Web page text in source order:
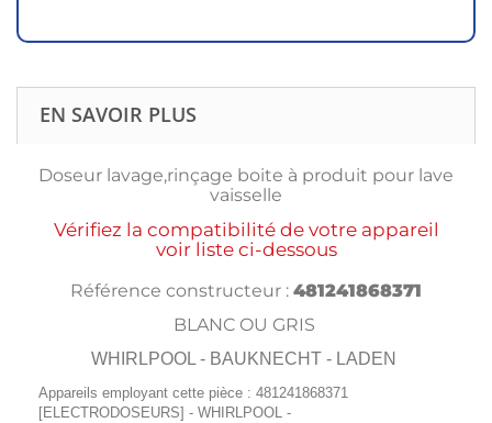
EN SAVOIR PLUS
Doseur lavage,rinçage boite à produit pour lave
vaisselle
Vérifiez la compatibilité de votre appareil
voir liste ci-dessous
Référence constructeur : 481241868371
BLANC OU GRIS
WHIRLPOOL - BAUKNECHT - LADEN
Appareils employant cette pièce : 481241868371
[ELECTRODOSEURS] - WHIRLPOOL -